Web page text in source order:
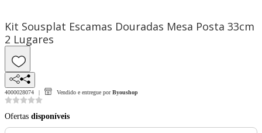
Kit Sousplat Escamas Douradas Mesa Posta 33cm
2 Lugares
4000028074 Vendido e entregue por Byoushop
Ofertas disponíveis